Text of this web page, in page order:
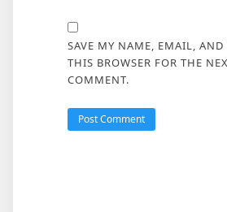
SAVE MY NAME, EMAIL, AND
THIS BROWSER FOR THE
COMMENT.